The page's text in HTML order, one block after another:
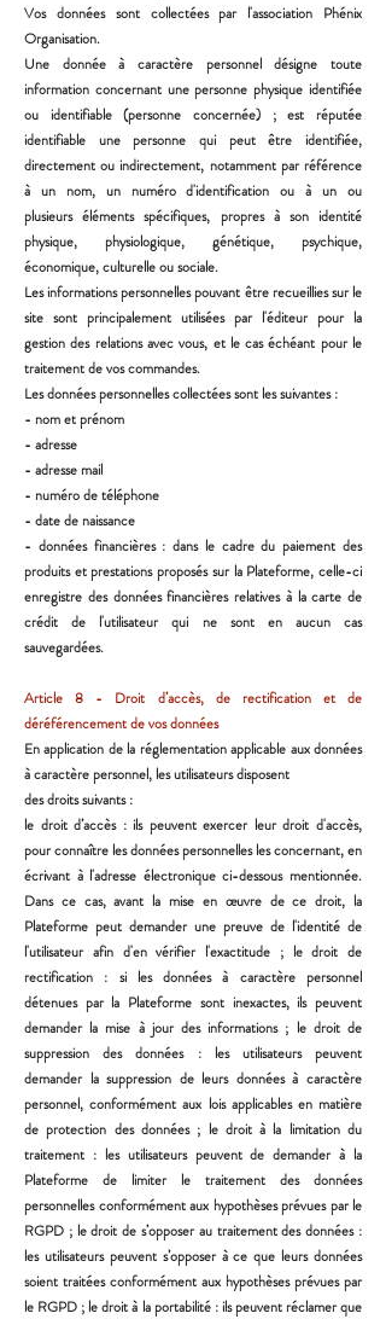
Vos données sont collectées par l'association Phénix
Organisation.
Une donnée à caractère personnel désigne toute
information concernant une personne physique identifiée
ou identifiable (personne concernée) ; est réputée
identifiable une personne qui peut être identifiée,
directementou indirectement, notamment par référence
à un nom, un numéro d'identification ou à un ou
plusieurséléments spécifiques, propres à son identité
physique, physiologique, génétique, psychique,
économique,culturelle ou sociale.
Les informations personnelles pouvant être recueillies sur le
site sont principalement utilisées par l'éditeur pour la
gestion des relations avec vous, et le cas échéant pour le
traitement de vos commandes.
Les données personnelles collectées sont les suivantes :
- nom et prénom
- adresse
- adresse mail
- numéro de téléphone
- date de naissance
- données financières : dans le cadre du paiement des
produits et prestations proposés sur la Plateforme, celle-ci
enregistre des données financières relatives à la carte de
crédit de l'utilisateur qui ne sont en aucun cas
sauvegardées.
Article 8 - Droit d’accès, de rectification et de
déréférencement de vos données
En application de la réglementation applicable aux données
à caractère personnel, les utilisateurs disposent
des droits suivants :
le droit d’accès : ils peuvent exercer leur droit d'accès,
pour connaître les données personnelles lesconcernant, en
écrivant à l'adresse électronique ci-dessous mentionnée.
Dans ce cas, avant la mise en œuvre de ce droit, la
Plateforme peut demander une preuve de l'identité de
l'utilisateur afin d'envérifier l'exactitude ; le droit de
rectification : si les données à caractère personnel
détenues par la Plateforme sont inexactes,ils peuvent
demander la mise à jour des informations ; le droit de
suppression des données : les utilisateurs peuvent
demander la suppression de leurs donnéesà caractère
personnel, conformément aux lois applicables en matière
de protection des données ; le droit à la limitation du
traitement : les utilisateurs peuvent de demander à la
Plateforme de limiter le traitement des données
personnelles conformément aux hypothèses prévues par le
RGPD ; le droit de s’opposer au traitement des données :
les utilisateurs peuvent s’opposer à ce que leurs données
soient traitées conformément aux hypothèses prévues par
le RGPD ; le droit à la portabilité : ils peuvent réclamer que